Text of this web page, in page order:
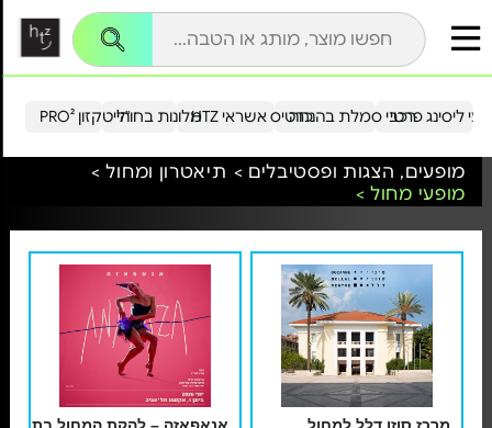
הייטקזון PRO²מלונות בחו"ל כרטיס אשראי HTZ ליסינג פרטירכבי סמלת בהנחה
מופעים, הצגות ופסטיבלים > תיאטרון ומחול >
מופעי מחול >
מרכז סוזן דלל למחול
אנאפאזה – להקת המחול בת